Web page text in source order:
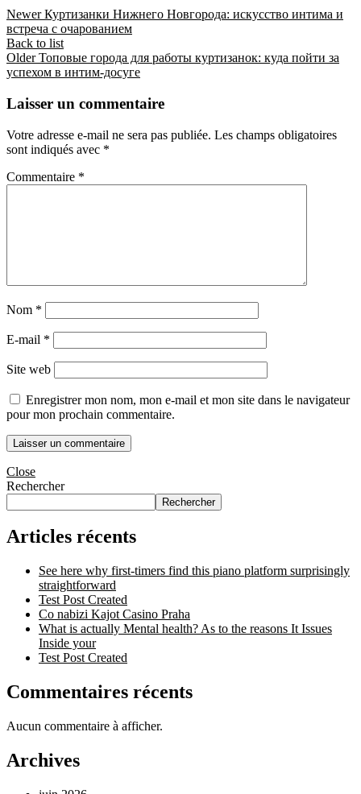
Newer Куртизанки Нижнего Новгорода: искусство интима и
встреча с очарованием
Back to list
Older Топовые города для работы куртизанок: куда пойти за
успехом в интим-досуге
Laisser un commentaire
Votre adresse e-mail ne sera pas publiée. Les champs obligatoires
sont indiqués avec *
Commentaire *
Nom *
E-mail *
Site web
Enregistrer mon nom, mon e-mail et mon site dans le navigateur
pour mon prochain commentaire.
Close
Rechercher
Rechercher
Articles récents
See here why first-timers find this piano platform surprisingly
straightforward
Test Post Created
Co nabizi Kajot Casino Praha
What is actually Mental health? As to the reasons It Issues
Inside your
Test Post Created
Commentaires récents
Aucun commentaire à afficher.
Archives